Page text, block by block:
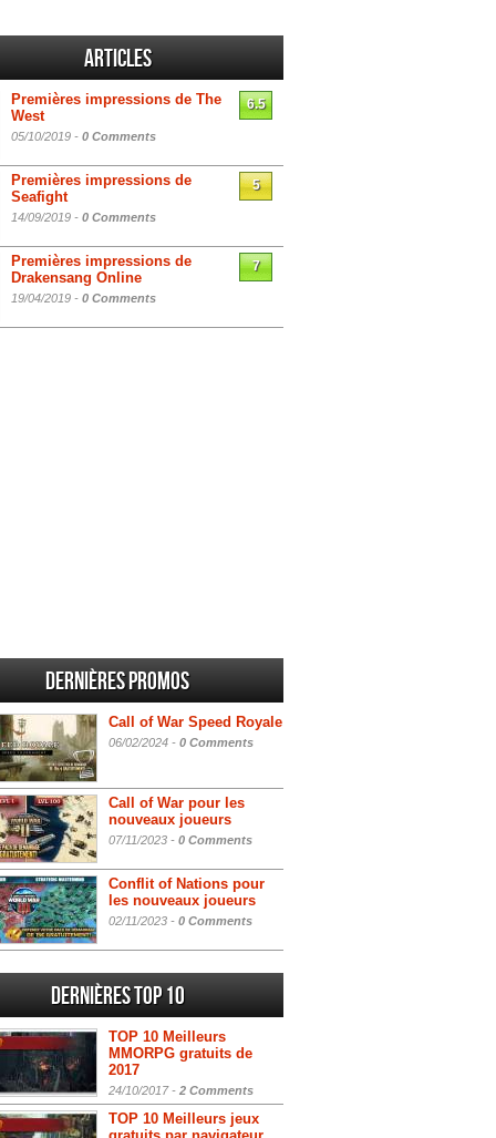
Articles
Premières impressions de The
West
05/10/2019 - 0 Comments
6.5
Premières impressions de
Seafight
14/09/2019 - 0 Comments
5
Premières impressions de
Drakensang Online
19/04/2019 - 0 Comments
7
Dernières promos
Call of War Speed Royale
06/02/2024 - 0 Comments
Call of War pour les
nouveaux joueurs
07/11/2023 - 0 Comments
Conflit of Nations pour
les nouveaux joueurs
02/11/2023 - 0 Comments
Dernières Top 10
TOP 10 Meilleurs
MMORPG gratuits de
2017
24/10/2017 - 2 Comments
TOP 10 Meilleurs jeux